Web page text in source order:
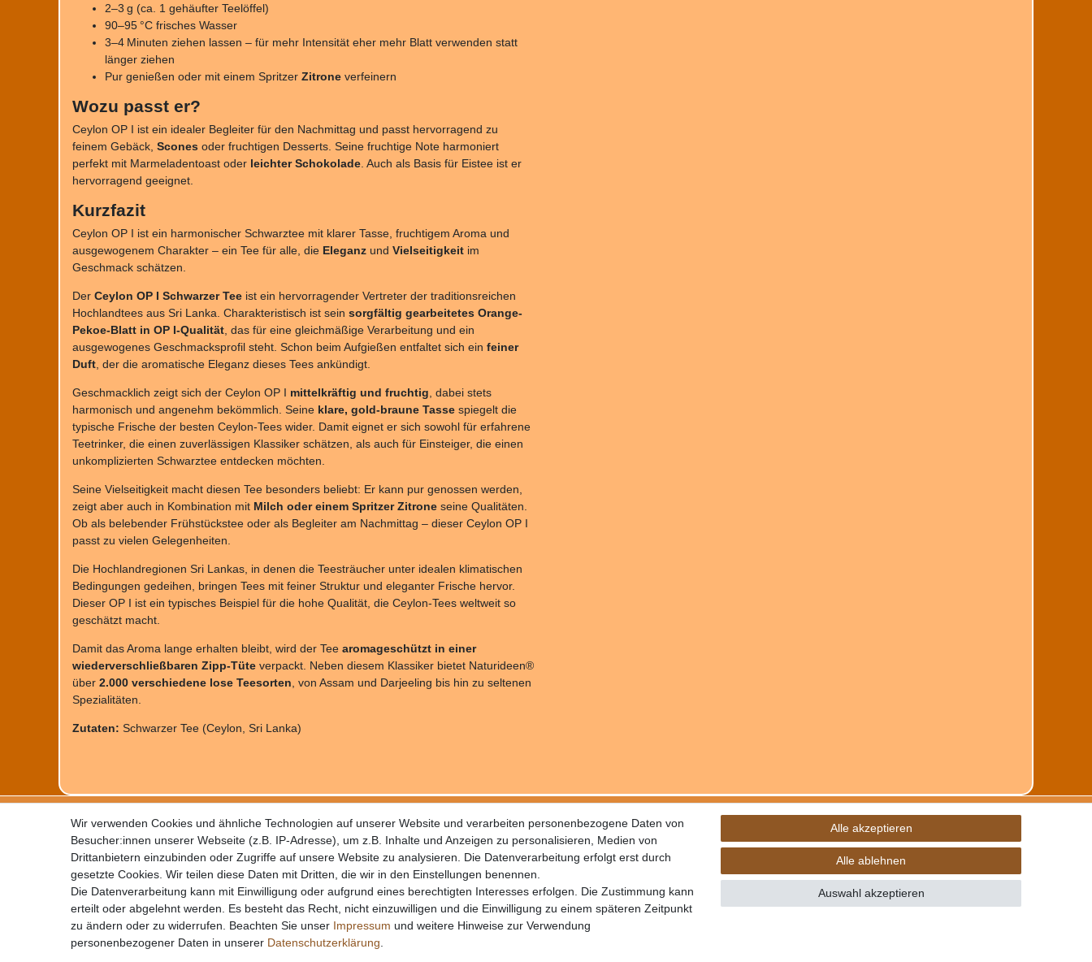
2–3 g (ca. 1 gehäufter Teelöffel)
90–95 °C frisches Wasser
3–4 Minuten ziehen lassen – für mehr Intensität eher mehr Blatt verwenden statt
länger ziehen
Pur genießen oder mit einem Spritzer Zitrone verfeinern
Wozu passt er?
Ceylon OP I ist ein idealer Begleiter für den Nachmittag und passt hervorragend zu
feinem Gebäck, Scones oder fruchtigen Desserts. Seine fruchtige Note harmoniert
perfekt mit Marmeladentoast oder leichter Schokolade . Auch als Basis für Eistee ist er
hervorragend geeignet.
Kurzfazit
Ceylon OP I ist ein harmonischer Schwarztee mit klarer Tasse, fruchtigem Aroma und
ausgewogenem Charakter – ein Tee für alle, die Eleganz und Vielseitigkeit im
Geschmack schätzen.
Der Ceylon OP I Schwarzer Tee ist ein hervorragender Vertreter der traditionsreichen
Hochlandtees aus Sri Lanka. Charakteristisch ist sein sorgfältig gearbeitetes Orange-
Pekoe-Blatt in OP I-Qualität , das für eine gleichmäßige Verarbeitung und ein
ausgewogenes Geschmacksprofil steht. Schon beim Aufgießen entfaltet sich ein feiner
Duft , der die aromatische Eleganz dieses Tees ankündigt.
Geschmacklich zeigt sich der Ceylon OP I mittelkräftig und fruchtig , dabei stets
harmonisch und angenehm bekömmlich. Seine klare, gold-braune Tasse spiegelt die
typische Frische der besten Ceylon-Tees wider. Damit eignet er sich sowohl für erfahrene
Teetrinker, die einen zuverlässigen Klassiker schätzen, als auch für Einsteiger, die einen
unkomplizierten Schwarztee entdecken möchten.
Seine Vielseitigkeit macht diesen Tee besonders beliebt: Er kann pur genossen werden,
zeigt aber auch in Kombination mit Milch oder einem Spritzer Zitrone seine Qualitäten.
Ob als belebender Frühstückstee oder als Begleiter am Nachmittag – dieser Ceylon OP I
passt zu vielen Gelegenheiten.
Die Hochlandregionen Sri Lankas, in denen die Teesträucher unter idealen klimatischen
Bedingungen gedeihen, bringen Tees mit feiner Struktur und eleganter Frische hervor.
Dieser OP I ist ein typisches Beispiel für die hohe Qualität, die Ceylon-Tees weltweit so
geschätzt macht.
Damit das Aroma lange erhalten bleibt, wird der Tee aromageschützt in einer
wiederverschließbaren Zipp-Tüte verpackt. Neben diesem Klassiker bietet Naturideen®
über 2.000 verschiedene lose Teesorten , von Assam und Darjeeling bis hin zu seltenen
Spezialitäten.
Zutaten: Schwarzer Tee (Ceylon, Sri Lanka)
Impressum
Kontakt
Zahlung
Datenschutz
Widerrufsrecht
AGB
Wir verwenden Cookies und ähnliche Technologien auf unserer Website und verarbeiten personenbezogene Daten von
Besucher:innen unserer Webseite (z.B. IP-Adresse), um z.B. Inhalte und Anzeigen zu personalisieren, Medien von
Drittanbietern einzubinden oder Zugriffe auf unsere Website zu analysieren. Die Datenverarbeitung erfolgt erst durch
gesetzte Cookies. Wir teilen diese Daten mit Dritten, die wir in den Einstellungen benennen.
Die Datenverarbeitung kann mit Einwilligung oder aufgrund eines berechtigten Interesses erfolgen. Die Zustimmung kann
erteilt oder abgelehnt werden. Es besteht das Recht, nicht einzuwilligen und die Einwilligung zu einem späteren Zeitpunkt
zu ändern oder zu widerrufen. Beachten Sie unser Impressum und weitere Hinweise zur Verwendung
personenbezogener Daten in unserer Daten­schutz­erklärung
Alle akzeptieren
Alle ablehnen
Auswahl akzeptieren